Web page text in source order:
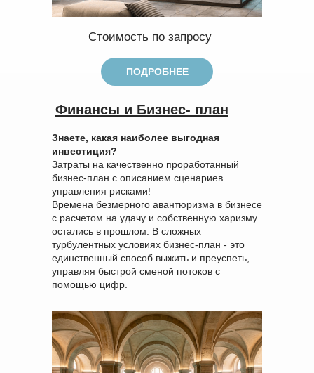
Стоимость по запросу
ПОДРОБНЕЕ
Финансы и Бизнес- план
Знаете, какая наиболее выгодная
инвестиция?
Затраты на качественно проработанный
бизнес-план с описанием сценариев
управления рисками!
Времена безмерного авантюризма в бизнесе
с расчетом на удачу и собственную харизму
остались в прошлом. В сложных
турбулентных условиях бизнес-план - это
единственный способ выжить и преуспеть,
управляя быстрой сменой потоков с
помощью цифр.